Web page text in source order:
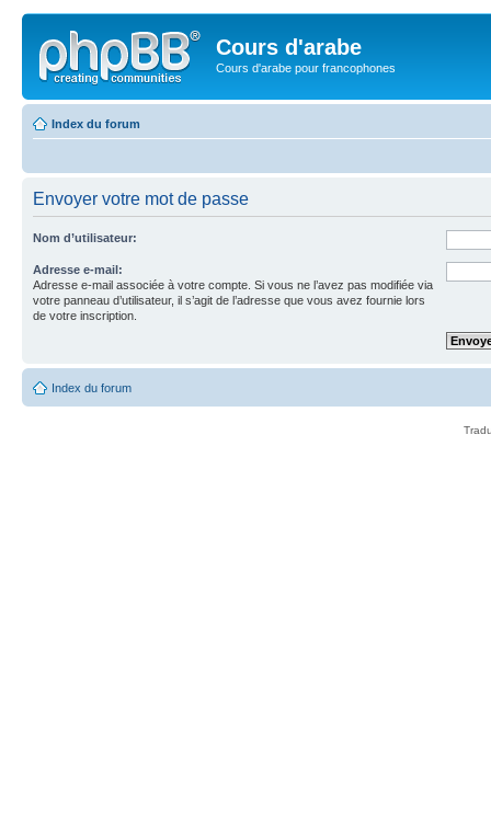
Cours d'arabe
Cours d'arabe pour francophones
Index du forum
Envoyer votre mot de passe
Nom d’utilisateur:
Adresse e-mail:
Adresse e-mail associée à votre compte. Si vous ne l’avez pas modifiée via
votre panneau d’utilisateur, il s’agit de l’adresse que vous avez fournie lors
de votre inscription.
Index du forum